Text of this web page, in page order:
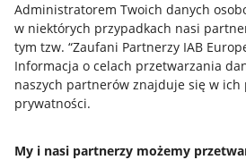
Administratorem Twoich danych
w niektórych przypadkach nasi
tym tzw. “Zaufani Partnerzy IAB
Informacja o celach przetwarzania
naszych partnerów znajduje się w ich
prywatności.
My i nasi partnerzy możemy
Przydatne informacje
Jak to działa